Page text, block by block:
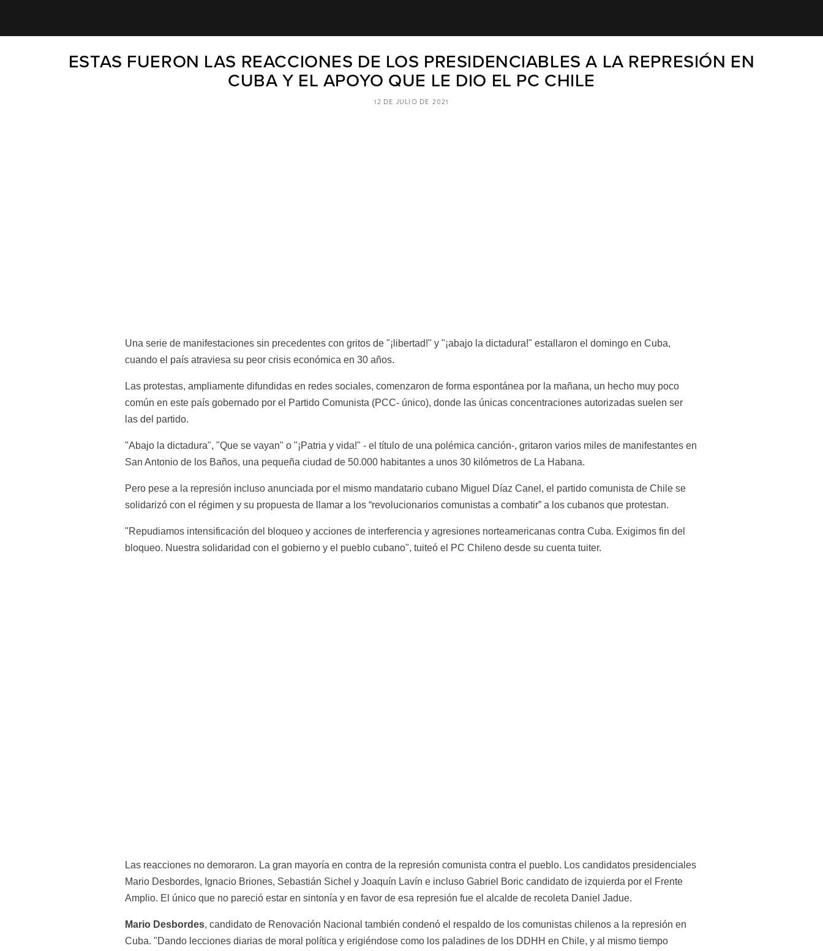
ESTAS FUERON LAS REACCIONES DE LOS PRESIDENCIABLES A LA REPRESIÓN EN
CUBA Y EL APOYO QUE LE DIO EL PC CHILE
Una serie de manifestaciones sin precedentes con gritos de "¡libertad!" y "¡abajo la dictadura!" estallaron el domingo en Cuba,
cuando el país atraviesa su peor crisis económica en 30 años.
Las protestas, ampliamente difundidas en redes sociales, comenzaron de forma espontánea por la mañana, un hecho muy poco
común en este país gobernado por el Partido Comunista (PCC- único), donde las únicas concentraciones autorizadas suelen ser
las del partido.
"Abajo la dictadura", "Que se vayan" o "¡Patria y vida!" - el título de una polémica canción-, gritaron varios miles de manifestantes en
San Antonio de los Baños, una pequeña ciudad de 50.000 habitantes a unos 30 kilómetros de La Habana.
Pero pese a la represión incluso anunciada por el mismo mandatario cubano Miguel Díaz Canel, el partido comunista de Chile se
solidarizó con el régimen y su propuesta de llamar a los “revolucionarios comunistas a combatir” a los cubanos que protestan.
"Repudiamos intensificación del bloqueo y acciones de interferencia y agresiones norteamericanas contra Cuba. Exigimos fin del
bloqueo. Nuestra solidaridad con el gobierno y el pueblo cubano", tuiteó el PC Chileno desde su cuenta tuiter.
Las reacciones no demoraron. La gran mayoría en contra de la represión comunista contra el pueblo. Los candidatos presidenciales
Mario Desbordes, Ignacio Briones, Sebastián Sichel y Joaquín Lavín e incluso Gabriel Boric candidato de izquierda por el Frente
Amplio. El único que no pareció estar en sintonía y en favor de esa represión fue el alcalde de recoleta Daniel Jadue.
Mario Desbordes, candidato de Renovación Nacional también condenó el respaldo de los comunistas chilenos a la represión en
Cuba. "Dando lecciones diarias de moral política y erigiéndose como los paladines de los DDHH en Chile, y al mismo tiempo
12 DE JULIO DE 2021